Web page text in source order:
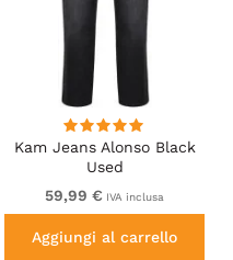
Kam Jeans Alonso Black
Used
59,99 € IVA inclusa
Aggiungi al carrello